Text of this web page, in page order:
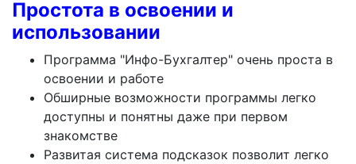
Простота в освоении и
использовании
Программа "Инфо-Бухгалтер" очень проста в
освоении и работе
Обширные возможности программы легко
доступны и понятны даже при первом
знакомстве
Развитая система подсказок позволит легко